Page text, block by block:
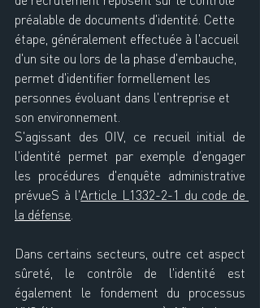
préalable de documents d'identité. Cette
étape, généralement effectuée à l'accueil
d'un site ou lors de la phase d'embauche,
permet d'identifier formellement les
personnes évoluant dans l'entreprise et
son environnement.
S'agissant des OIV, ce recueil initial de
l'identité permet par exemple d'engager
les procédures d'enquête administrative
prévueS à l'Article L1332-2-1 du code de
la défense.
Dans certains secteurs, outre cet aspect
sûreté, le contrôle de l'identité est
également le fondement du processus